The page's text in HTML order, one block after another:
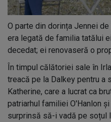
O parte din dorința Jennei
era legată de familia tatălui
decedat; ei renovaseră o
În timpul călătoriei sale în
treacă pe la Dalkey pentru a
Katherine, care a lucrat ca
patriarhul familiei O'Hanlon
surprinsă să-i vadă pe soțul